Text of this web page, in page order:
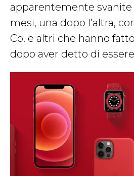
apparentemente
mesi, una dopo l’altra,
Co. e altri che hanno
dopo aver detto di